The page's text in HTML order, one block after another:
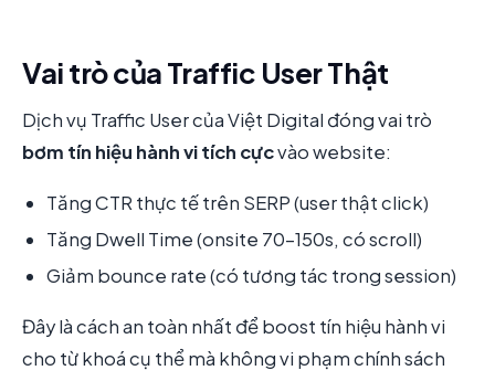
Vai trò của Traffic User Thật
Dịch vụ Traffic User của Việt Digital đóng vai trò
bơm tín hiệu hành vi tích cựcvào website:
Tăng CTR thực tế trên SERP (user thật click)
Tăng Dwell Time (onsite 70-150s, có scroll)
Giảm bounce rate (có tương tác trong session)
Đây là cách an toàn nhất để boost tín hiệu hành vi
cho từ khoá cụ thể mà không vi phạm chính sách